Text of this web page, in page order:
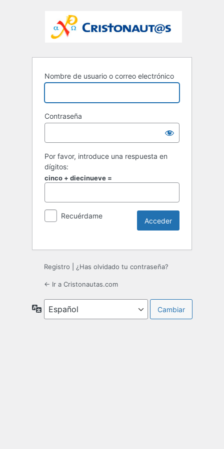
Nombre de usuario o correo electrónico
Contraseña
Por favor, introduce una respuesta en
dígitos:
cinco + diecinueve =
Recuérdame
Registro ¿Has olvidado tu contraseña?
← Ir a Cristonautas.com
Idioma